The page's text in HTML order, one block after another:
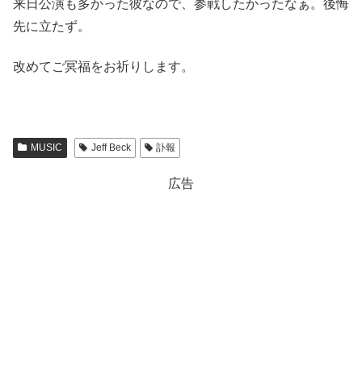
来日公演も多かった彼なので、参戦したかったなぁ。後悔
先に立たず。
改めてご冥福をお祈りします。
MUSIC Jeff Beck 訃報
広告